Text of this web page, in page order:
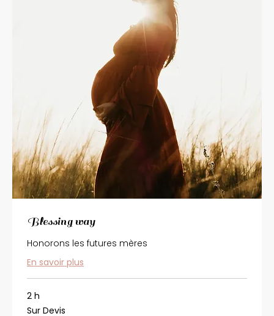
Blessing way
Honorons les futures mères
En savoir plus
2 h
Sur
Devis
Sur Devis